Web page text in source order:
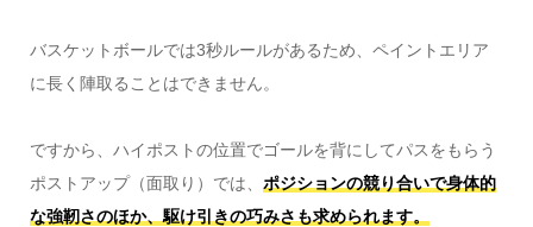
バスケットボールでは3秒ルールがあるため、ペイントエリア
に長く陣取ることはできません。
ですから、ハイポストの位置でゴールを背にしてパスをもらう
ポストアップ（面取り）では、 ポジションの競り合いで身体的
な強靭さのほか、駆け引きの巧みさも求められます。